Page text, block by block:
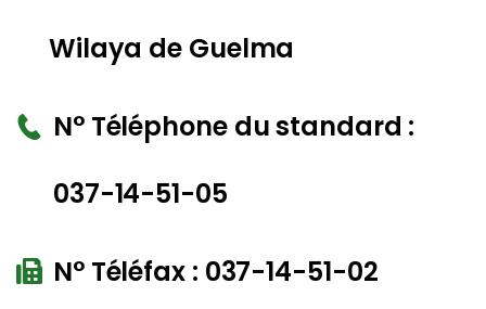
Wilaya de Guelma
N° Téléphone du standard :
037-14-51-05
N° Téléfax : 037-14-51-02